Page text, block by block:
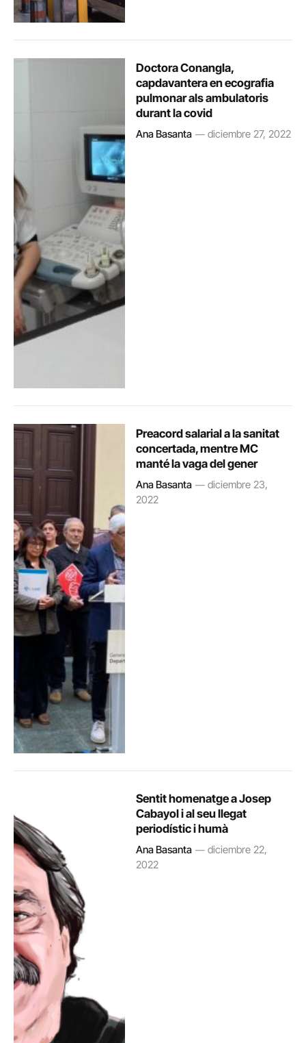
Doctora Conangla,
capdavantera en ecografia
pulmonar als ambulatoris
durant la covid
Ana Basanta diciembre 27, 2022
Preacord salarial a la sanitat
concertada, mentre MC
manté la vaga del gener
Ana Basanta
diciembre 23,
2022
Sentit homenatge a Josep
Cabayol i al seu llegat
periodístic i humà
Ana Basanta
diciembre 22,
2022